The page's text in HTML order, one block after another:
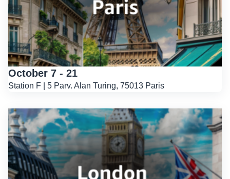
October 7 - 21
Station F | 5 Parv. Alan Turing, 75013 Paris